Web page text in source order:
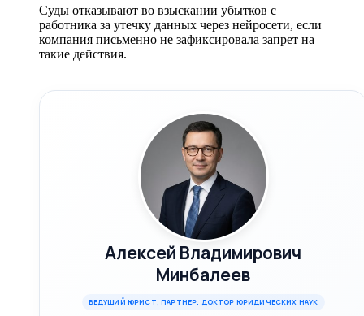
Суды отказывают во взыскании убытков с
работника за утечку данных через нейросети, если
компания письменно не зафиксировала запрет на
такие действия.
Алексей Владимирович
Минбалеев
ВЕДУЩИЙ ЮРИСТ, ПАРТНЕР. ДОКТОР ЮРИДИЧЕСКИХ НАУК